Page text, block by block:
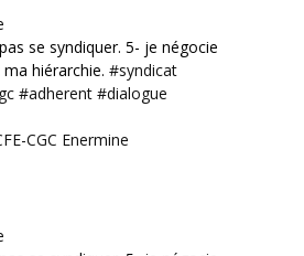
se syndiquer. 5- je négocie
hiérarchie. #syndicat
#adherent #dialogue
CGC Enermine